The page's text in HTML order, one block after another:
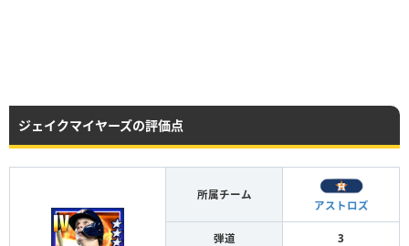
ジェイクマイヤーズの評価点
所属チーム
アストロズ
弾道 3